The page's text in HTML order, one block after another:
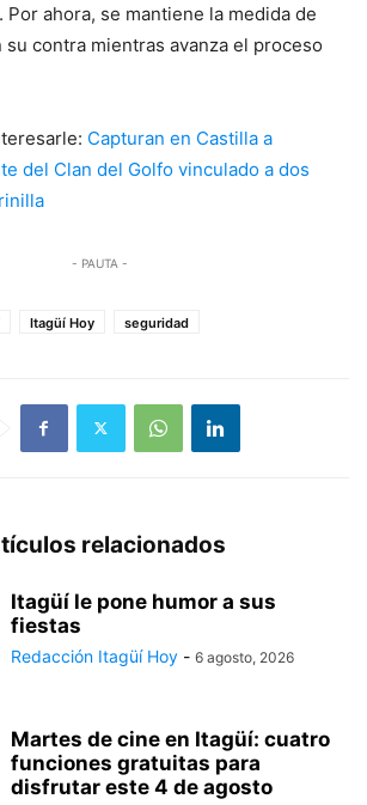
ahora, se mantiene la medida de
contra mientras avanza el proceso
Capturan en Castilla a
del Clan del Golfo vinculado a dos
- PAUTA -
Itagüí Hoy seguridad
relacionados
Itagüí le pone humor a sus
fiestas
Redacción Itagüí Hoy - 6 agosto, 2026
Martes de cine en Itagüí: cuatro
funciones gratuitas para
disfrutar este 4 de agosto